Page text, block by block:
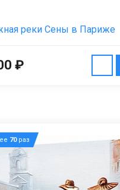
реки Сены в Париже
₽
70раз